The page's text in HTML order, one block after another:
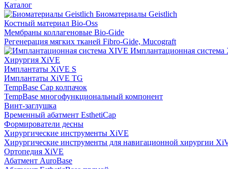
Каталог
Биоматериалы Geistlich
Костный материал Bio-Oss
Мембраны коллагеновые Bio-Gide
Регенерация мягких тканей Fibro-Gide, Mucograft
Имплантационная
Хирургия XiVE
Имплантаты XiVE S
Имплантаты XiVE TG
TempBase Cap колпачок
TempBase многофункциональный компонент
Винт-заглушка
Временный абатмент EsthetiCap
Формирователи десны
Хирургические инструменты XiVE
Хирургические инструменты для навигационной хирургии
Ортопедия XiVE
Абатмент AuroBase